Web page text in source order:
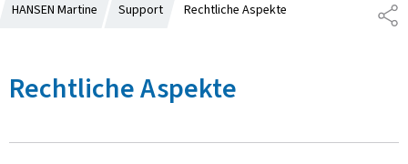
T
E
HANSEN Martine Support Rechtliche Aspekte
Rechtliche Aspekte